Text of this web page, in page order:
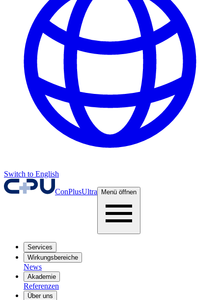
Switch to English
ConPlusUltra Menü öffnen
Services
Wirkungsbereiche
News
Akademie
Referenzen
Über uns